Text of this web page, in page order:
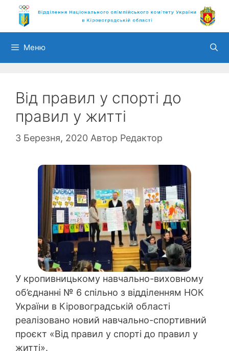
Перейти
вмісту
Меню
Від правил у спорті до
правил у житті
3 Березня, 2020 Автор Редактор
У кропивницькому навчально-виховному
об’єднанні № 6 спільно з відділенням НОК
України в Кіровоградській області
реалізовано новий навчально-спортивний
проєкт «Від правил у спорті до правил у
житті».